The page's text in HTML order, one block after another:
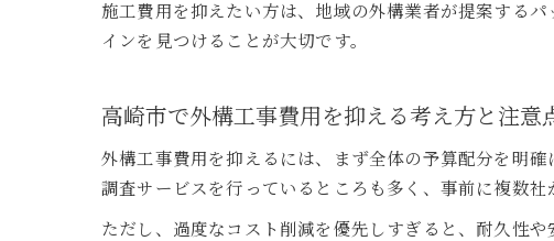
施工費用を抑えたい方は、地域の外構業者が提案する
インを見つけることが大切です。
高崎市で外構工事費用を抑える考え方と注意
外構工事費用を抑えるには、まず全体の予算配分を明
調査サービスを行っているところも多く、事前に複数
ただし、過度なコスト削減を優先しすぎると、耐久性